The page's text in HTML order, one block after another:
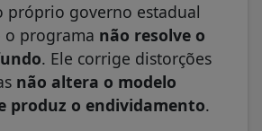
próprio governo estadual
o programa não resolve o
. Ele corrige distorções
não altera o modelo
produz o endividamento.